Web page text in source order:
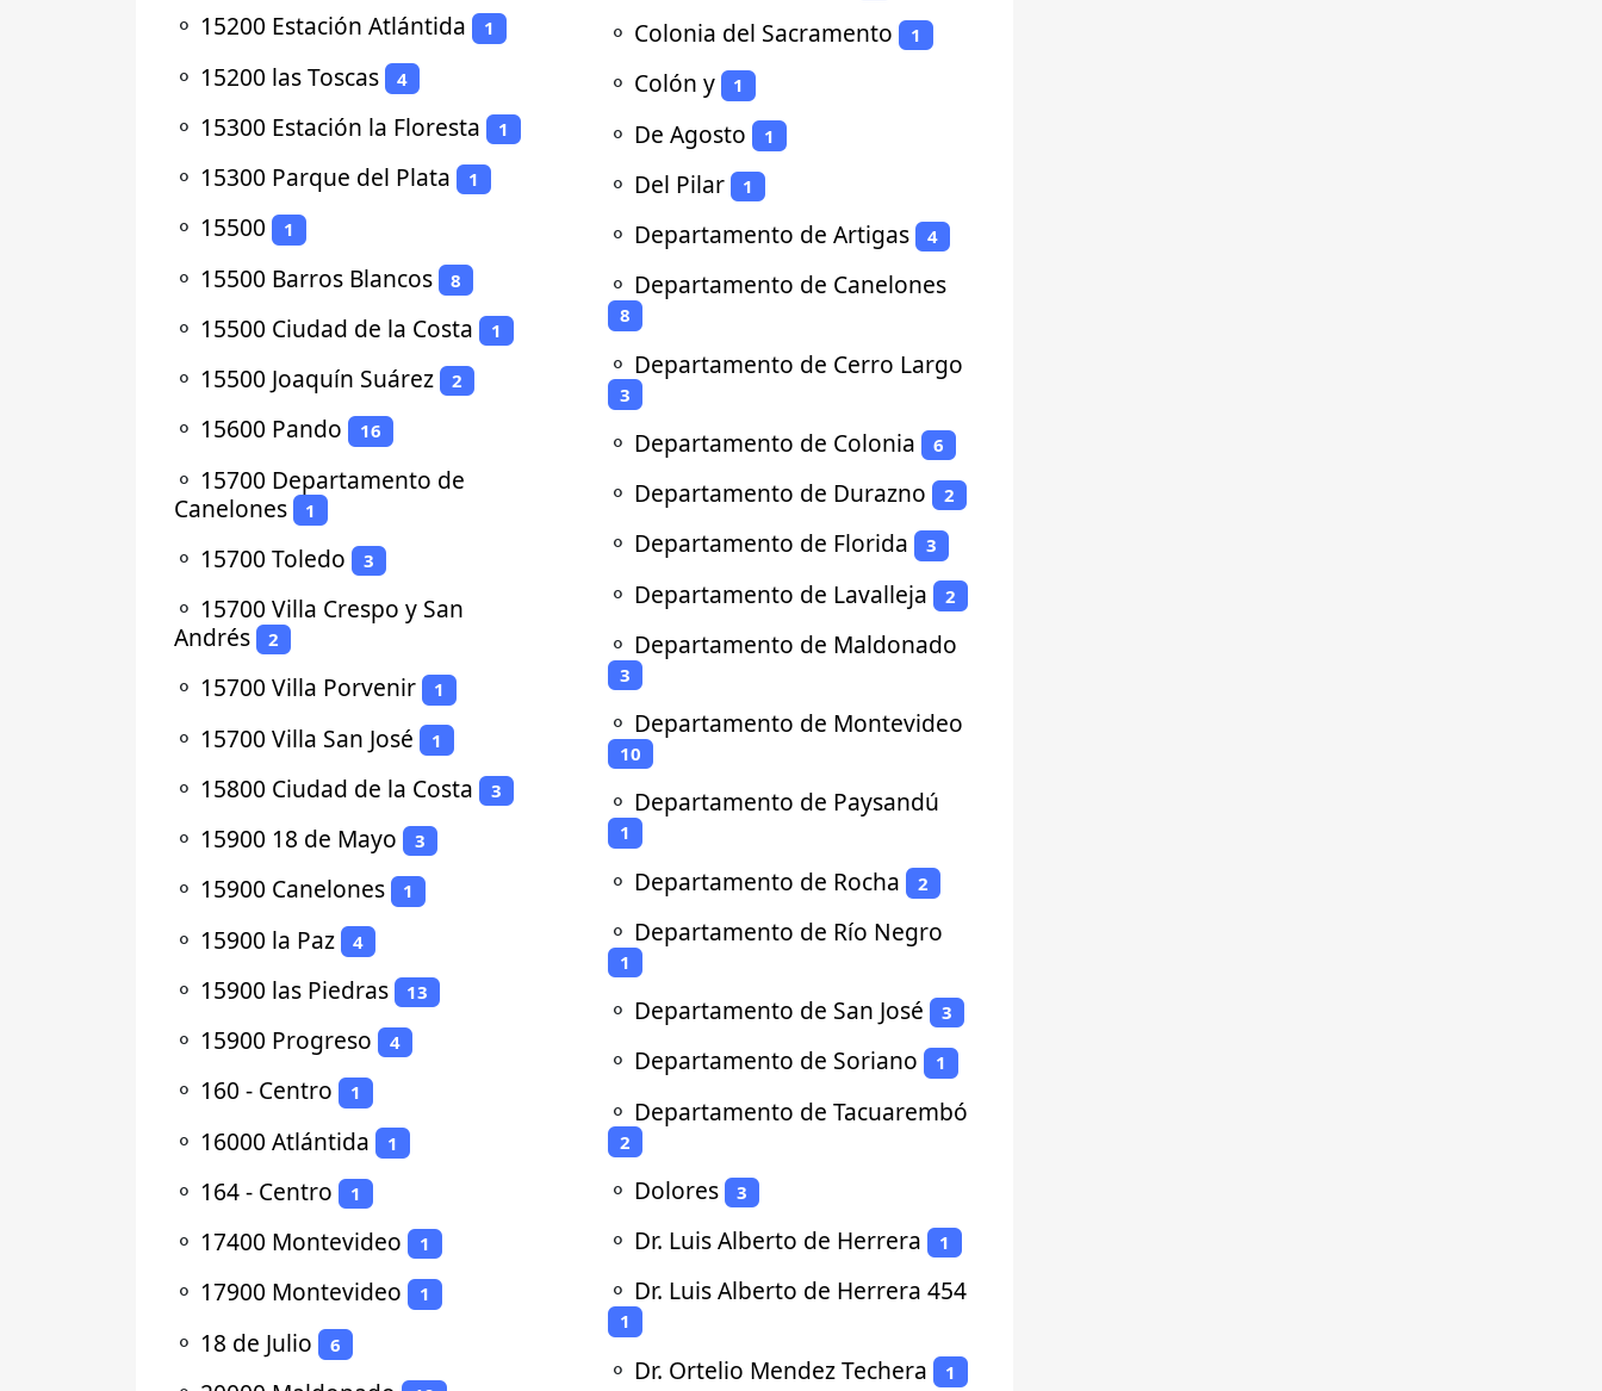
⚬ 15200 Estación Atlántida 1
⚬ 15200 las Toscas 4
⚬ 15300 Estación la Floresta 1
⚬ 15300 Parque del Plata 1
⚬ 15500 1
⚬ 15500 Barros Blancos 8
⚬ 15500 Ciudad de la Costa 1
⚬ 15500 Joaquín Suárez 2
⚬ 15600 Pando 16
⚬ 15700 Departamento de
Canelones
1
⚬ 15700 Toledo 3
⚬ 15700 Villa Crespo y San
Andrés
2
⚬ 15700 Villa Porvenir 1
⚬ 15700 Villa San José 1
⚬ 15800 Ciudad de la Costa 3
⚬ 15900 18 de Mayo 3
⚬ 15900 Canelones 1
⚬ 15900 la Paz 4
⚬ 15900 las Piedras 13
⚬ 15900 Progreso 4
⚬ 160 - Centro 1
⚬ 16000 Atlántida 1
⚬ 164 - Centro 1
⚬ 17400 Montevideo 1
⚬ 17900 Montevideo 1
⚬ 18 de Julio 6
⚬ Colonia del Sacramento 1
⚬ Colón y 1
⚬ De Agosto 1
⚬ Del Pilar 1
⚬ Departamento de Artigas 4
⚬ Departamento de Canelones
8
⚬ Departamento de Cerro Largo
3
⚬ Departamento de Colonia 6
⚬ Departamento de Durazno 2
⚬ Departamento de Florida 3
⚬ Departamento de Lavalleja 2
⚬ Departamento de Maldonado
3
⚬ Departamento de Montevideo
10
⚬ Departamento de Paysandú
1
⚬ Departamento de Rocha 2
⚬ Departamento de Río Negro
1
⚬ Departamento de San José 3
⚬ Departamento de Soriano 1
⚬ Departamento de Tacuarembó
2
⚬ Dolores 3
⚬ Dr. Luis Alberto de Herrera 1
⚬ Dr. Luis Alberto de Herrera 454
1
⚬ Dr. Ortelio Mendez Techera 1